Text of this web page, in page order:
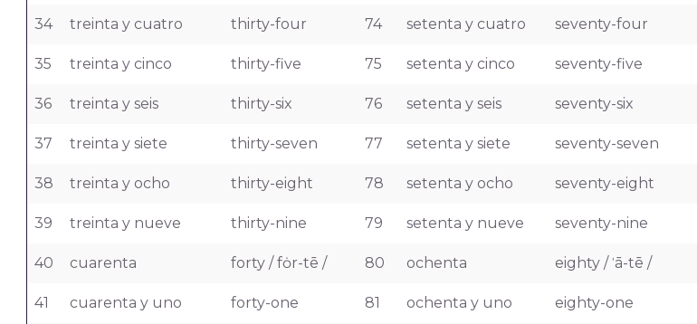
34 treinta y cuatro thirty-four 74 setenta y cuatro seventy-four
35 treinta y cinco thirty-five 75 setenta y cinco seventy-five
36 treinta y seis thirty-six 76 setenta y seis seventy-six
37 treinta y siete thirty-seven 77 setenta y siete seventy-seven
38 treinta y ocho thirty-eight 78 setenta y ocho seventy-eight
39 treinta y nueve thirty-nine 79 setenta y nueve seventy-nine
40 cuarenta forty / fȯr-tē / 80 ochenta eighty / ˈā-tē /
41 cuarenta y uno forty-one 81 ochenta y uno eighty-one